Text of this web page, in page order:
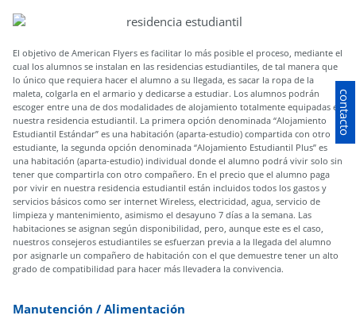
El objetivo de American Flyers es facilitar lo más posible el proceso, mediante el
cual los alumnos se instalan en las residencias estudiantiles, de tal manera que
lo único que requiera hacer el alumno a su llegada, es sacar la ropa de la
maleta, colgarla en el armario y dedicarse a estudiar. Los alumnos podrán
escoger entre una de dos modalidades de alojamiento totalmente equipadas en
nuestra residencia estudiantil. La primera opción denominada “Alojamiento
Estudiantil Estándar” es una habitación (aparta-estudio) compartida con otro
estudiante, la segunda opción denominada “Alojamiento Estudiantil Plus” es
una habitación (aparta-estudio) individual donde el alumno podrá vivir solo sin
tener que compartirla con otro compañero. En el precio que el alumno paga
por vivir en nuestra residencia estudiantil están incluidos todos los gastos y
servicios básicos como ser internet Wireless, electricidad, agua, servicio de
limpieza y mantenimiento, asimismo el desayuno 7 días a la semana. Las
habitaciones se asignan según disponibilidad, pero, aunque este es el caso,
nuestros consejeros estudiantiles se esfuerzan previa a la llegada del alumno
por asignarle un compañero de habitación con el que demuestre tener un alto
grado de compatibilidad para hacer más llevadera la convivencia.
Manutención / Alimentación
contacto